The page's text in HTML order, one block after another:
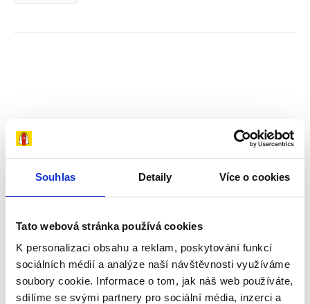
Souhlas Detaily Více o cookies
Tato webová stránka používá cookies
K personalizaci obsahu a reklam, poskytování funkcí
sociálních médií a analýze naší návštěvnosti využíváme
soubory cookie. Informace o tom, jak náš web používáte,
sdílíme se svými partnery pro sociální média, inzerci a
Příběhy